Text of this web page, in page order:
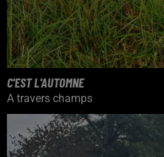
C'EST L'AUTOMNE
A travers champs